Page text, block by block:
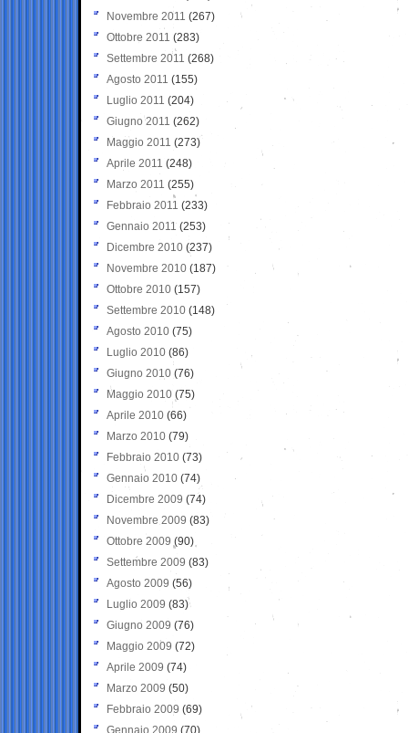
Novembre 2011 (267)
Ottobre 2011 (283)
Settembre 2011 (268)
Agosto 2011 (155)
Luglio 2011 (204)
Giugno 2011 (262)
Maggio 2011 (273)
Aprile 2011 (248)
Marzo 2011 (255)
Febbraio 2011 (233)
Gennaio 2011 (253)
Dicembre 2010 (237)
Novembre 2010 (187)
Ottobre 2010 (157)
Settembre 2010 (148)
Agosto 2010 (75)
Luglio 2010 (86)
Giugno 2010 (76)
Maggio 2010 (75)
Aprile 2010 (66)
Marzo 2010 (79)
Febbraio 2010 (73)
Gennaio 2010 (74)
Dicembre 2009 (74)
Novembre 2009 (83)
Ottobre 2009 (90)
Settembre 2009 (83)
Agosto 2009 (56)
Luglio 2009 (83)
Giugno 2009 (76)
Maggio 2009 (72)
Aprile 2009 (74)
Marzo 2009 (50)
Febbraio 2009 (69)
Gennaio 2009 (70)